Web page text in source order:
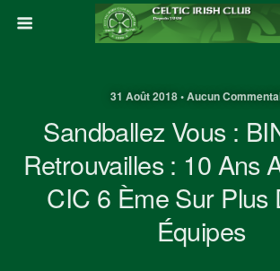
31 Août 2018 • Aucun
Sandballez Vous :
Retrouvailles : 10 Ans
CIC 6 Ème Sur Plus
Équipes